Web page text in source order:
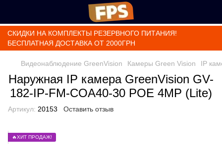
СКИДКИ НА КОМПЛЕКТЫ РЕЗЕРВНОГО ПИТАНИЯ!
БЕСПЛАТНАЯ ДОСТАВКА ОТ 2000ГРН
Видеонаблюдение GreenVision Камеры Green Vision IP
Наружная IP камера GreenVision GV-
182-IP-FM-COA40-30 POE 4MP (Lite)
Артикул: 20153 Оставить отзыв
🔥ХИТ ПРОДАЖ!